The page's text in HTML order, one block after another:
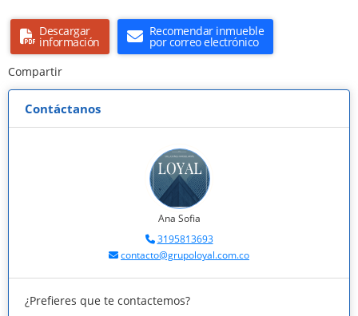
Descargar
información
Recomendar inmueble
por correo electrónico
Compartir
Contáctanos
Ana Sofia
3195813693
contacto@grupoloyal.com.co
¿Prefieres que te contactemos?